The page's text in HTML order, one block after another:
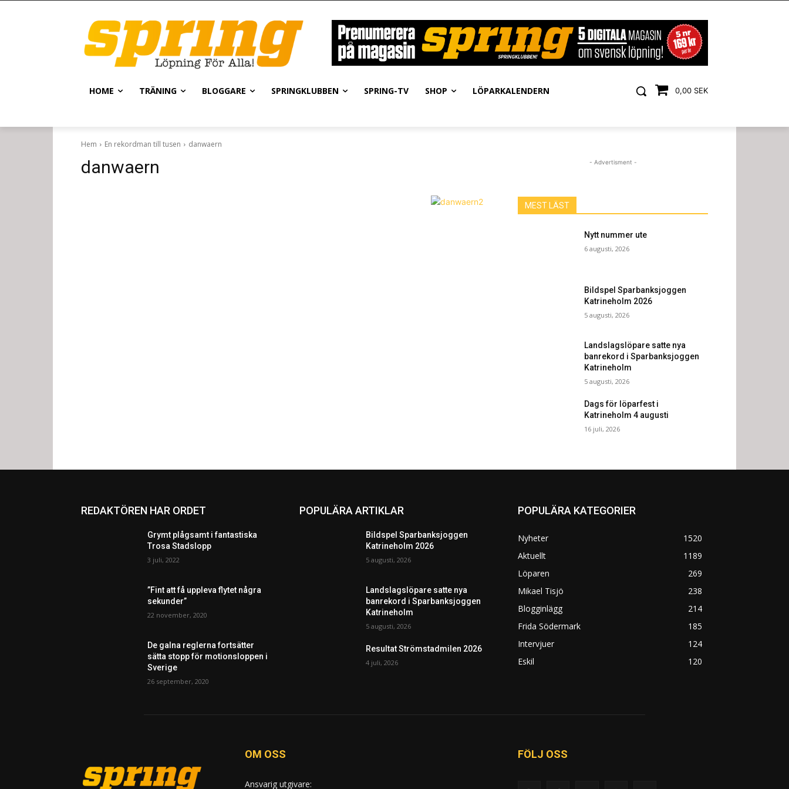
0,00 SEK
HOME TRÄNING BLOGGARE SPRINGKLUBBEN SPRING-TV SHOP LÖPARKALENDERN
Hem En rekordman till tusen danwaern
danwaern - Advertisment -
MEST LÄST
Nytt nummer ute
6 augusti, 2026
Bildspel Sparbanksjoggen
Katrineholm 2026
5 augusti, 2026
Landslagslöpare satte nya
banrekord i Sparbanksjoggen
Katrineholm
5 augusti, 2026
Dags för löparfest i
Katrineholm 4 augusti
16 juli, 2026
REDAKTÖREN HAR ORDET
Grymt plågsamt i fantastiska
Trosa Stadslopp
3 juli, 2022
”Fint att få uppleva flytet några
sekunder”
22 november, 2020
De galna reglerna fortsätter
sätta stopp för motionsloppen i
Sverige
26 september, 2020
POPULÄRA ARTIKLAR
Bildspel Sparbanksjoggen
Katrineholm 2026
5 augusti, 2026
Landslagslöpare satte nya
banrekord i Sparbanksjoggen
Katrineholm
5 augusti, 2026
Resultat Strömstadmilen 2026
4 juli, 2026
POPULÄRA KATEGORIER
Nyheter
1520
Aktuellt
1189
Löparen
269
Mikael Tisjö
238
Blogginlägg
214
Frida Södermark
185
Intervjuer
124
Eskil
120
OM OSS
Ansvarig utgivare:
FÖLJ OSS